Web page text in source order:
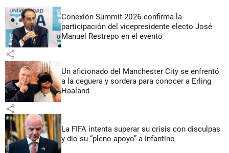
Conexión Summit 2026 confirma la
participación del vicepresidente electo José
Manuel Restrepo en el evento
share
Un aficionado del Manchester City se enfrentó
a la ceguera y sordera para conocer a Erling
Haaland
share
La FIFA intenta superar su crisis con disculpas
y dio su “pleno apoyo” a Infantino